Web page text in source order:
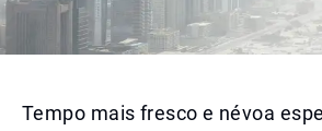
Tempo mais fresco e névoa